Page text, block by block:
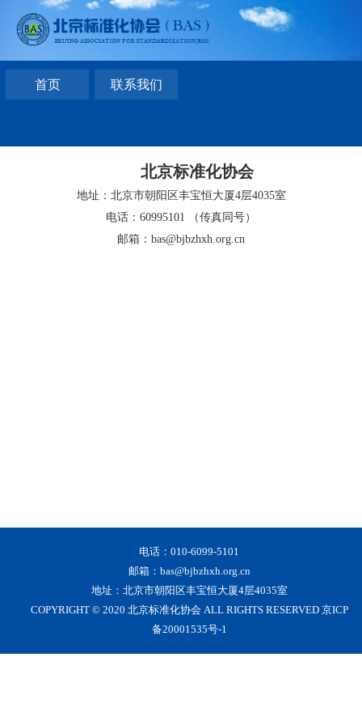
首页 联系我们
北京标准化协会
地址：北京市朝阳区丰宝恒大厦4层4035室
电话：60995101 （传真同号）
邮箱：bas@bjbzhxh.org.cn
电话：010-6099-5101
邮箱：bas@bjbzhxh.org.cn
地址：北京市朝阳区丰宝恒大厦4层4035室
COPYRIGHT © 2020 北京标准化协会 ALL RIGHTS RESERVED 京ICP
备20001535号-1